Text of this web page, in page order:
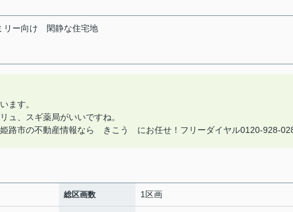
リー向け 閑静な住宅地
ます。
ュ、スギ薬局がいいですね。
市の不動産情報なら きこう にお任せ！フリーダイヤル0120-928-
総区画数 1区画